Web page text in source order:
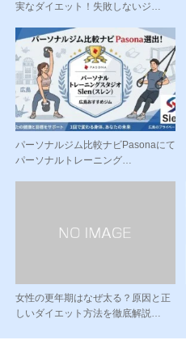
実なダイエット！失敗しないジ…
パーソナルジム比較ナビPasonaにて
パーソナルトレーニング…
女性の更年期はなぜ太る？原因と正
しいダイエット方法を徹底解説…